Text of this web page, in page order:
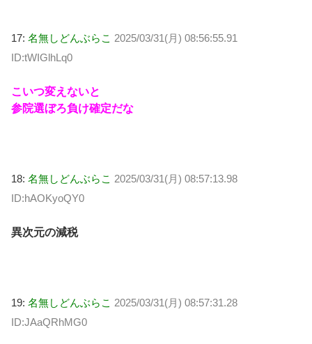
17: 名無しどんぶらこ 2025/03/31(月) 08:56:55.91
ID:tWIGlhLq0
こいつ変えないと
参院選ぼろ負け確定だな
18: 名無しどんぶらこ 2025/03/31(月) 08:57:13.98
ID:hAOKyoQY0
異次元の減税
19: 名無しどんぶらこ 2025/03/31(月) 08:57:31.28
ID:JAaQRhMG0